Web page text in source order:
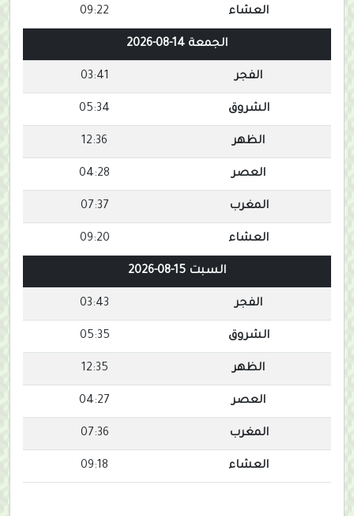
العشاء 09:22
الجمعة 14-08-2026
الفجر 03:41
الشروق 05:34
الظهر 12:36
العصر 04:28
المغرب 07:37
العشاء 09:20
السبت 15-08-2026
الفجر 03:43
الشروق 05:35
الظهر 12:35
العصر 04:27
المغرب 07:36
العشاء 09:18